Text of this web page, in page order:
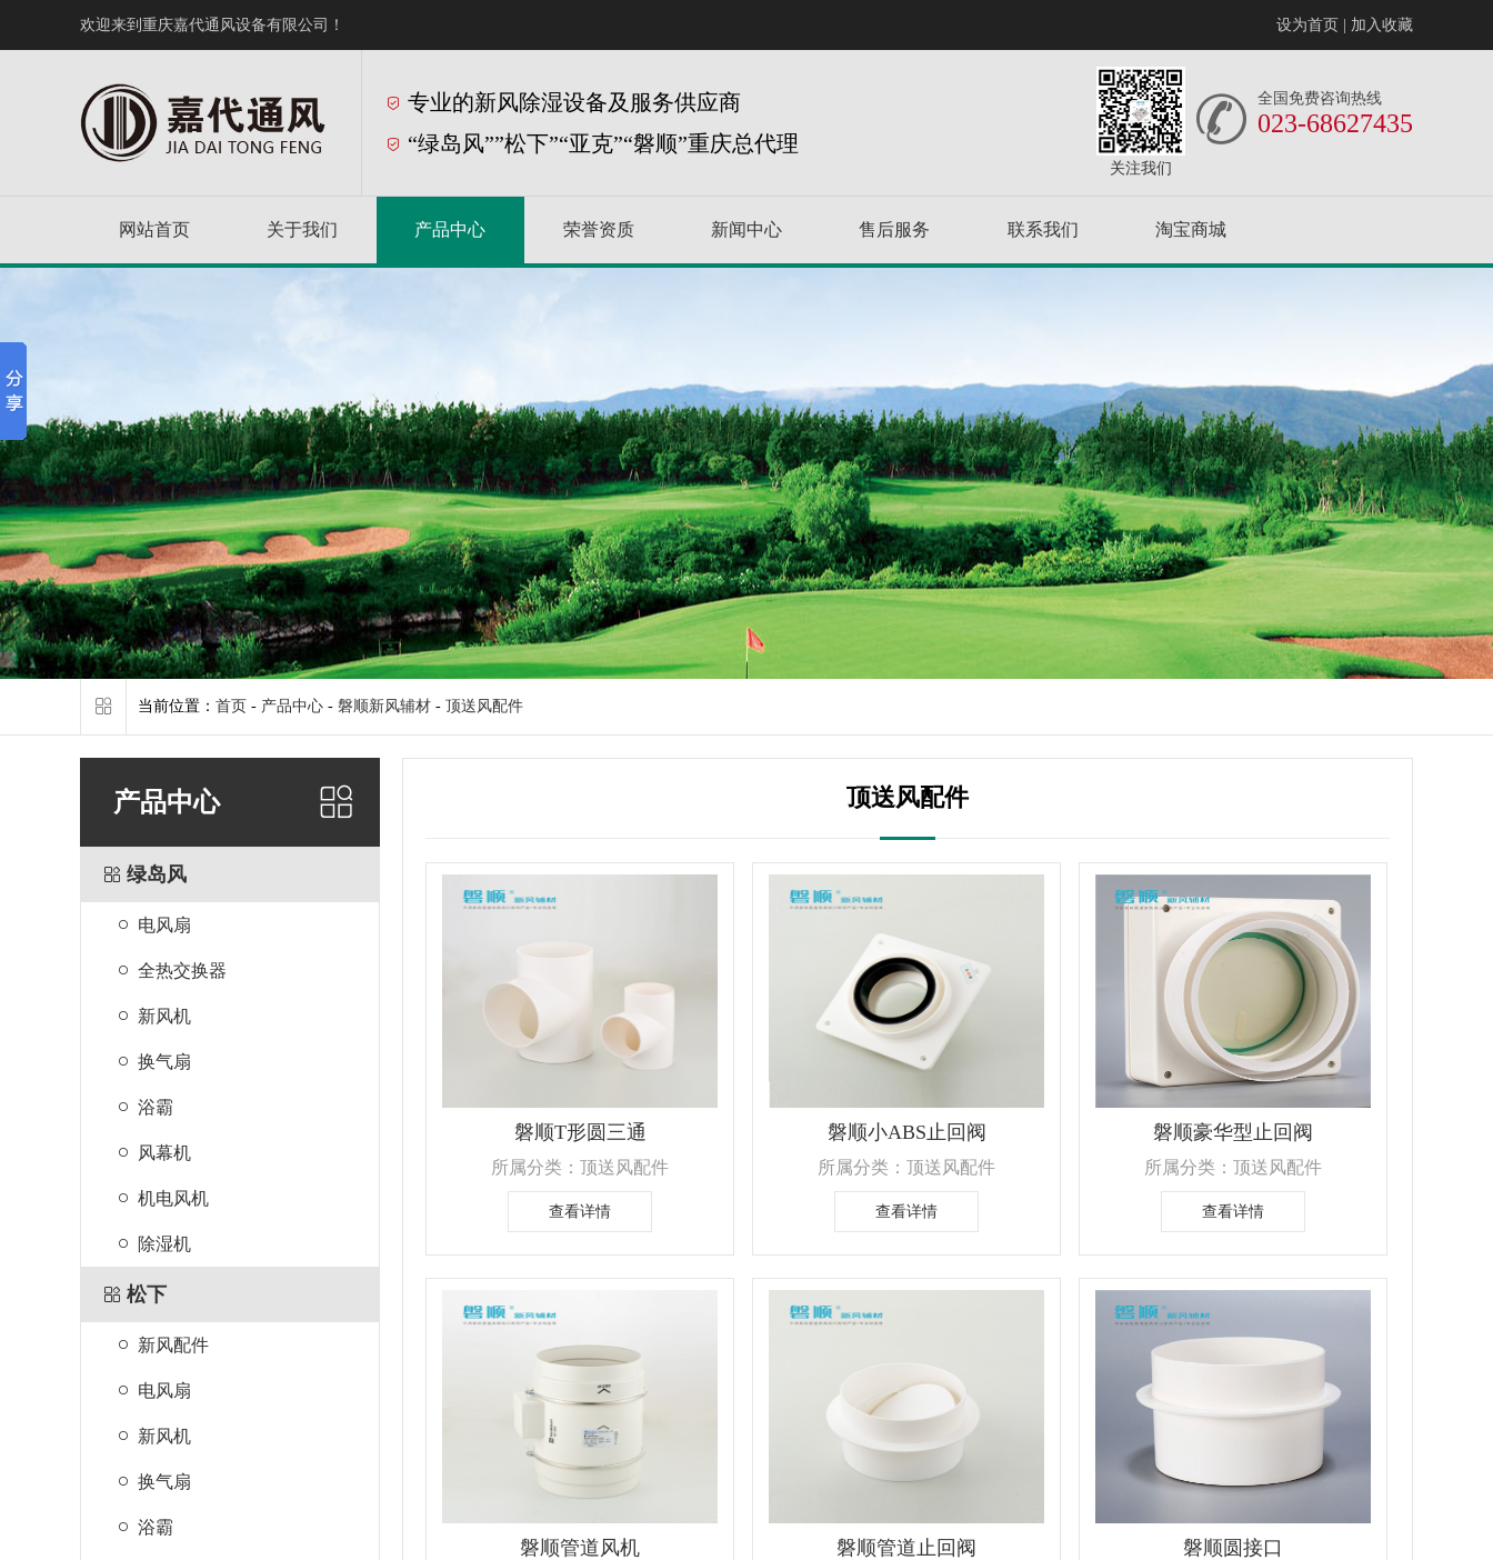
欢迎来到重庆嘉代通风设备有限公司！ 设为首页 加入收藏
专业的新风除湿设备及服务供应商
“绿岛风””松下”“亚克”“磐顺”重庆总代理
全国免费咨询热线
023-68627435
关注我们
网站首页 关于我们 产品中心 荣誉资质 新闻中心 售后服务 联系我们 淘宝商城
当前位置： 首页 - 产品中心 - 磐顺新风辅材 - 顶送风配件
产品中心
绿岛风
电风扇
全热交换器
新风机
换气扇
浴霸
风幕机
机电风机
除湿机
松下
新风配件
电风扇
新风机
换气扇
浴霸
顶送风配件
磐顺T形圆三通
所属分类：顶送风配件
查看详情
磐顺小ABS止回阀
所属分类：顶送风配件
查看详情
磐顺豪华型止回阀
所属分类：顶送风配件
查看详情
磐顺管道风机 磐顺管道止回阀 磐顺圆接口